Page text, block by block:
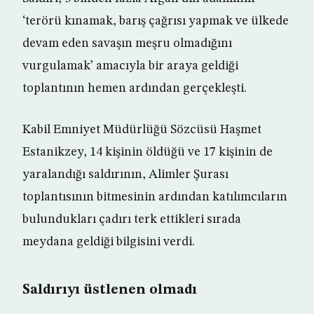
‘terörü kınamak, barış çağrısı yapmak ve ülkede
devam eden savaşın meşru olmadığını
vurgulamak’ amacıyla bir araya geldiği
toplantının hemen ardından gerçekleşti.
Kabil Emniyet Müdürlüğü Sözcüsü Haşmet
Estanikzey, 14 kişinin öldüğü ve 17 kişinin de
yaralandığı saldırının, Alimler Şurası
toplantısının bitmesinin ardından katılımcıların
bulundukları çadırı terk ettikleri sırada
meydana geldiği bilgisini verdi.
Saldırıyı üstlenen olmadı